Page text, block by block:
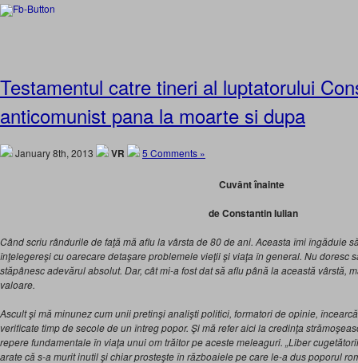
Testamentul catre tineri al luptatorului
anticomunist pana la moarte si dupa
January 8th, 2013 VR 5 Comments »
Cuvânt înainte
de Constantin Iulian
Când scriu rândurile de faţă mă aflu la vârsta de 80 de ani. Aceasta îmi îngăduie
înţelegereşi cu oarecare detaşare problemele vieţii şi viaţa în general. Nu doresc
stăpânesc adevărul absolut. Dar, cât mi-a fost dat să aflu până la această vârstă,
valoare.
Ascult şi mă minunez cum unii pretinşi analişti politici, formatori de opinie,
verificate timp de secole de un întreg popor. Şi mă refer aici la credinţa
repere fundamentale în viaţa unui om trăitor pe aceste meleaguri. „Liber
arate că s-a murit inutil şi chiar prosteşte în războaiele pe care le-a dus poporul